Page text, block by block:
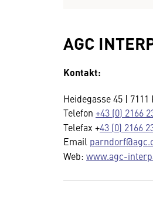
AGC
Kontakt:
Heidegasse 45 |
Telefon +43 (0) 2166
Telefax +43 (0) 2166
Email
Web: www.agc-